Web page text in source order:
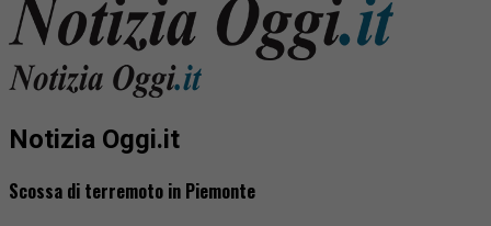
Notizia Oggi.it
Scossa di terremoto in Piemonte